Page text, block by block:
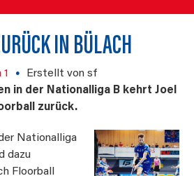
IN BÜLACH
Erstellt von sf
in der Nationalliga B kehrt Joel
zurück.
Nationalliga
dazu
Floorball